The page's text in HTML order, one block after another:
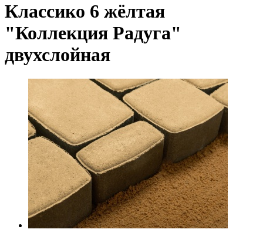
Классико 6 жёлтая
"Коллекция Радуга"
двухслойная